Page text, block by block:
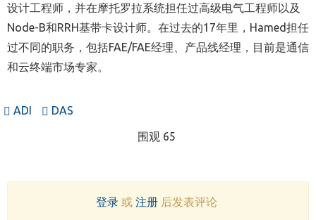
设计工程师，并在摩托罗拉系统担任过高级电气工程师以及
Node-B和RRH基带卡设计师。在过去的17年里，Hamed担任
过不同的职务，包括FAE/FAE经理、产品线经理，目前是通信
和云终端市场专家。
ADI DAS
围观 65
登录或 注册后发表评论